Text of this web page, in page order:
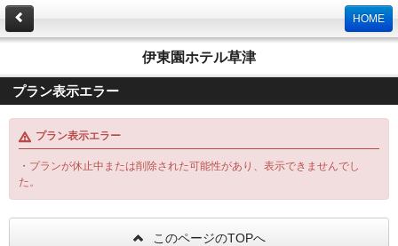
HOME
伊東園ホテル草津
プラン表示エラー
プラン表示エラー
・プランが休止中または削除された可能性があり、表示できませんでし
た。
このページのTOPへ